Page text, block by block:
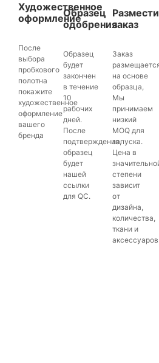
Художественное
оформление
После
выбора
пробкового
полотна
покажите
художественное
оформление
вашего
бренда
Образец
одобрения
Образец
будет
закончен
в течение
10
рабочих
дней.
После
подтверждения,
образец
будет
нашей
ссылки
для QC.
заказ
Заказ
на основе
образца,
Мы
принимаем
низкий
MOQ для
запуска.
Цена в
степени
зависит
от
дизайна,
количества,
ткани и
аксессуаров.